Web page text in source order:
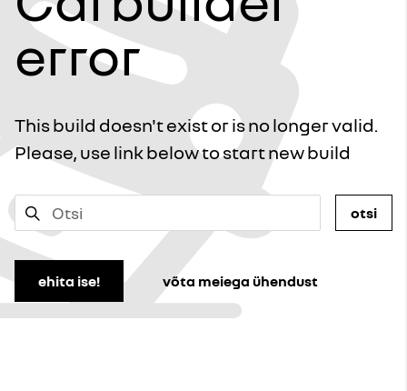
error
This build doesn't exist or is no longer valid.
Please, use link below to start new build
otsi
ehita ise! võta meiega ühendust